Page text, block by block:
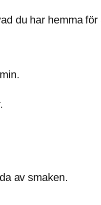
du har hemma
av smaken.